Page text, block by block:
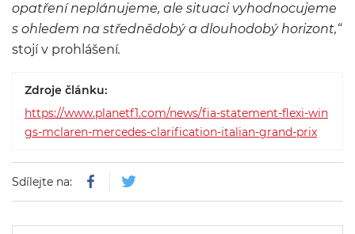
opatření neplánujeme, ale situaci vyhodnocujeme
s ohledem na střednědobý a dlouhodobý horizont,“
stojí v prohlášení.
Zdroje článku:
https://www.planetf1.com/news/fia-statement-flexi-win
gs-mclaren-mercedes-clarification-italian-grand-prix
Sdílejte na: